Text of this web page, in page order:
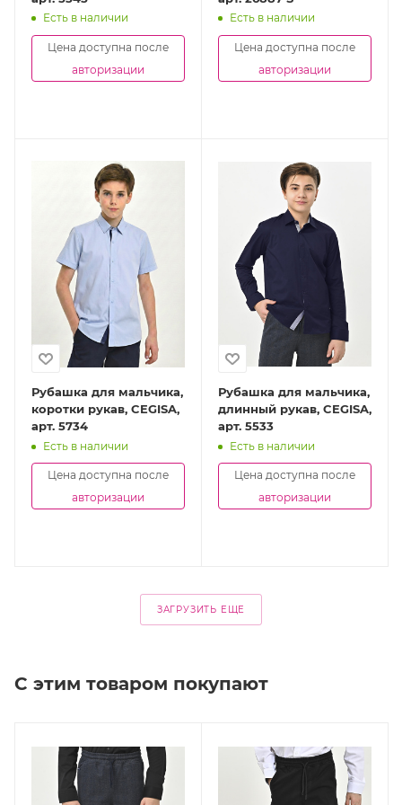
Есть в наличии
Цена доступна после
авторизации
Есть в наличии
Цена доступна после
авторизации
Рубашка для мальчика,
коротки рукав, CEGISA,
арт. 5734
Есть в наличии
Цена доступна после
авторизации
Рубашка для мальчика,
длинный рукав, CEGISA,
арт. 5533
Есть в наличии
Цена доступна после
авторизации
ЗАГРУЗИТЬ ЕЩЕ
С этим товаром покупают